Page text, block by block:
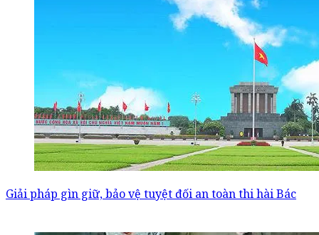
Giải pháp gìn giữ, bảo vệ tuyệt đối an toàn thi hài Bác